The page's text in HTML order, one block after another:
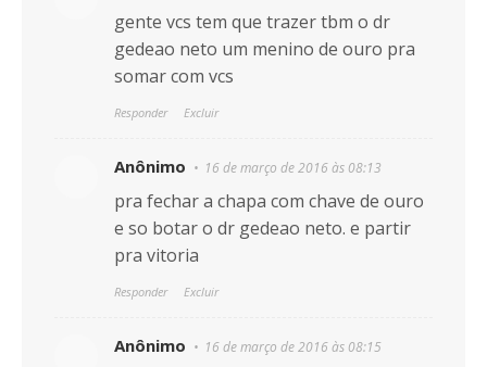
gente vcs tem que trazer tbm o dr
gedeao neto um menino de ouro pra
somar com vcs
Responder Excluir
Anônimo 16 de março de 2016 às 08:13
pra fechar a chapa com chave de ouro
e so botar o dr gedeao neto. e partir
pra vitoria
Responder Excluir
Anônimo 16 de março de 2016 às 08:15